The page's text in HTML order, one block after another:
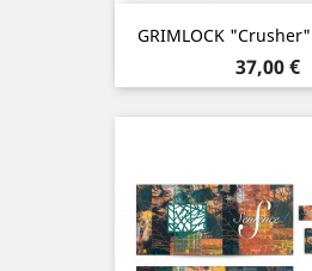
GRIMLOCK
Prix
37,00 €